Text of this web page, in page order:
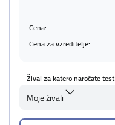
Cena:
Cena za vzreditelje:
Žival za katero naročate test
Moje živali